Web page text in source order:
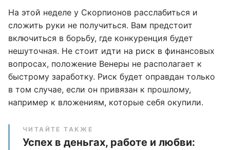
На этой неделе у Скорпионов расслабиться и
сложить руки не получиться. Вам предстоит
включиться в борьбу, где конкуренция будет
нешуточная. Не стоит идти на риск в финансовых
вопросах, положение Венеры не располагает к
быстрому заработку. Риск будет оправдан только
в том случае, если он привязан к прошлому,
например к вложениям, которые себя окупили.
ЧИТАЙТЕ ТАКЖЕ
Успех в деньгах, работе и любви: